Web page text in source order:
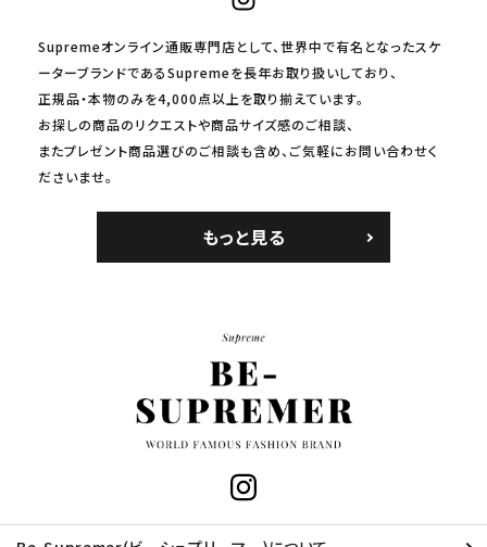
Supremeオンライン通販専門店として、世界中で有名となったスケ
ーターブランドであるSupremeを長年お取り扱いしており、
正規品・本物のみを4,000点以上を取り揃えています。
お探しの商品のリクエストや商品サイズ感のご相談、
またプレゼント商品選びのご相談も含め、ご気軽にお問い合わせく
ださいませ。
もっと見る